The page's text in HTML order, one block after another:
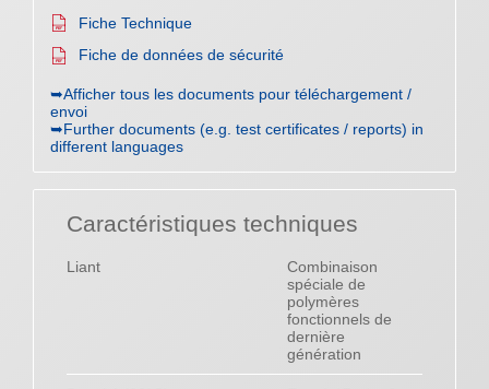
Fiche Technique
Fiche de données de sécurité
➥Afficher tous les documents pour téléchargement /
envoi
➥Further documents (e.g. test certificates / reports) in
different languages
Caractéristiques techniques
Liant
Combinaison
spéciale de
polymères
fonctionnels de
dernière
génération